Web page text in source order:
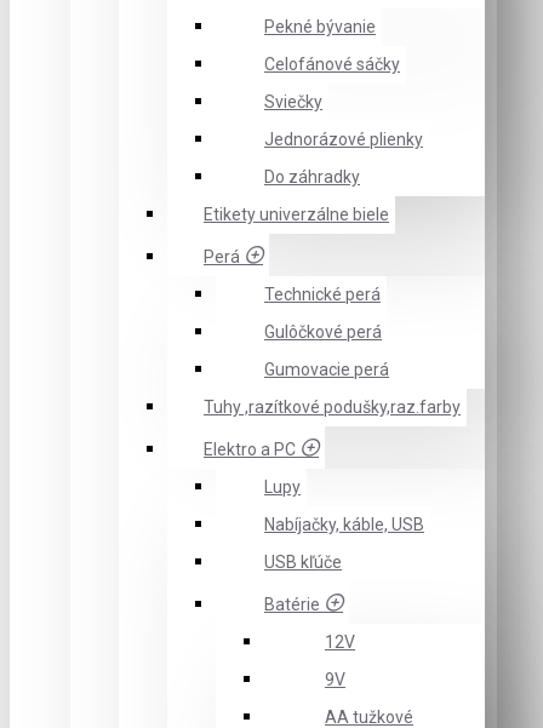
Pekné bývanie
Celofánové sáčky
Sviečky
Jednorázové plienky
Do záhradky
Etikety univerzálne biele
Perá
Technické perá
Gulôčkové perá
Gumovacie perá
Tuhy ,razítkové podušky,raz.farby
Elektro a PC
Lupy
Nabíjačky, káble, USB
USB kľúče
Batérie
12V
9V
AA tužkové